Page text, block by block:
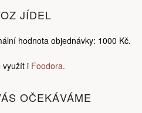
OČEKÁVÁME
JÍDEL
hodnota objednávky: 1000 Kč.
využít i Foodora.